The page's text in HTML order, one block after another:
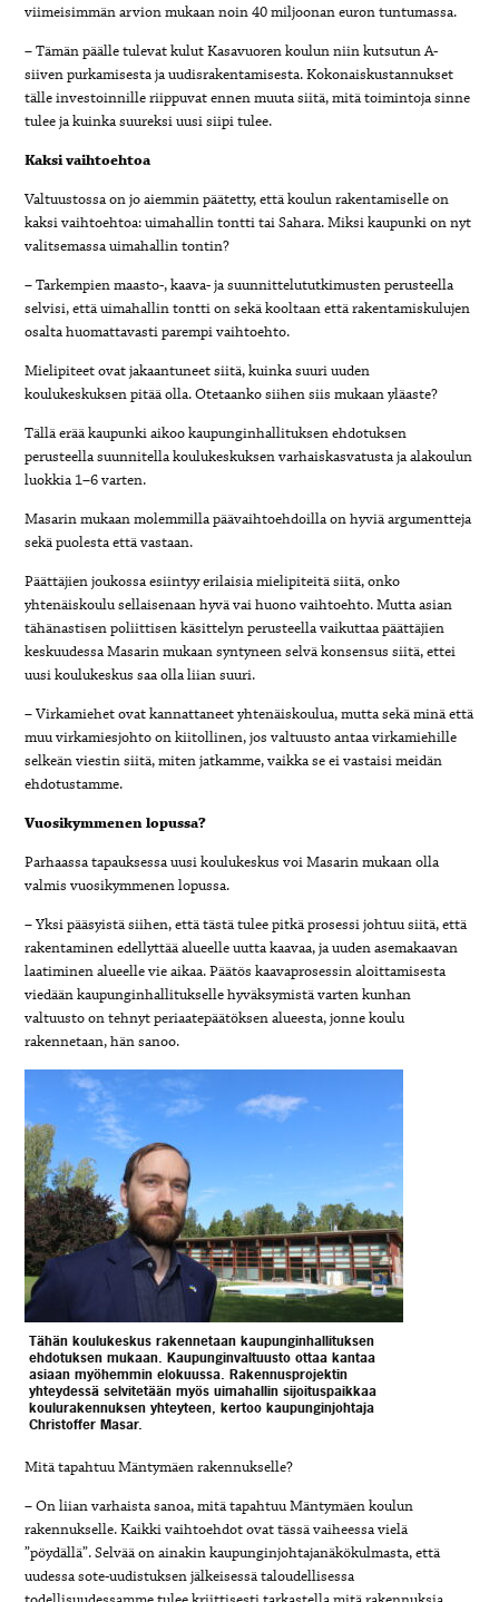
viimeisimmän arvion mukaan noin 40 miljoonan euron tuntumassa.
– Tämän päälle tulevat kulut Kasavuoren koulun niin kutsutun A-
siiven purkamisesta ja uudisrakentamisesta. Kokonaiskustannukset
tälle investoinnille riippuvat ennen muuta siitä, mitä toimintoja sinne
tulee ja kuinka suureksi uusi siipi tulee.
Kaksi vaihtoehtoa
Valtuustossa on jo aiemmin päätetty, että koulun rakentamiselle on
kaksi vaihtoehtoa: uimahallin tontti tai Sahara. Miksi kaupunki on nyt
valitsemassa uimahallin tontin?
– Tarkempien maasto-, kaava- ja suunnittelututkimusten perusteella
selvisi, että uimahallin tontti on sekä kooltaan että rakentamiskulujen
osalta huomattavasti parempi vaihtoehto.
Mielipiteet ovat jakaantuneet siitä, kuinka suuri uuden
koulukeskuksen pitää olla. Otetaanko siihen siis mukaan yläaste?
Tällä erää kaupunki aikoo kaupunginhallituksen ehdotuksen
perusteella suunnitella koulukeskuksen varhaiskasvatusta ja alakoulun
luokkia 1–6 varten.
Masarin mukaan molemmilla päävaihtoehdoilla on hyviä argumentteja
sekä puolesta että vastaan.
Päättäjien joukossa esiintyy erilaisia mielipiteitä siitä, onko
yhtenäiskoulu sellaisenaan hyvä vai huono vaihtoehto. Mutta asian
tähänastisen poliittisen käsittelyn perusteella vaikuttaa päättäjien
keskuudessa Masarin mukaan syntyneen selvä konsensus siitä, ettei
uusi koulukeskus saa olla liian suuri.
– Virkamiehet ovat kannattaneet yhtenäiskoulua, mutta sekä minä että
muu virkamiesjohto on kiitollinen, jos valtuusto antaa virkamiehille
selkeän viestin siitä, miten jatkamme, vaikka se ei vastaisi meidän
ehdotustamme.
Vuosikymmenen lopussa?
Parhaassa tapauksessa uusi koulukeskus voi Masarin mukaan olla
valmis vuosikymmenen lopussa.
– Yksi pääsyistä siihen, että tästä tulee pitkä prosessi johtuu siitä, että
rakentaminen edellyttää alueelle uutta kaavaa, ja uuden asemakaavan
laatiminen alueelle vie aikaa. Päätös kaavaprosessin aloittamisesta
viedään kaupunginhallitukselle hyväksymistä varten kunhan
valtuusto on tehnyt periaatepäätöksen alueesta, jonne koulu
rakennetaan, hän sanoo.
Tähän koulukeskus rakennetaan kaupunginhallituksen
ehdotuksen mukaan. Kaupunginvaltuusto ottaa kantaa
asiaan myöhemmin elokuussa. Rakennusprojektin
yhteydessä selvitetään myös uimahallin sijoituspaikkaa
koulurakennuksen yhteyteen, kertoo kaupunginjohtaja
Christoffer Masar.
Mitä tapahtuu Mäntymäen rakennukselle?
– On liian varhaista sanoa, mitä tapahtuu Mäntymäen koulun
rakennukselle. Kaikki vaihtoehdot ovat tässä vaiheessa vielä
”pöydällä”. Selvää on ainakin kaupunginjohtajanäkökulmasta, että
uudessa sote-uudistuksen jälkeisessä taloudellisessa